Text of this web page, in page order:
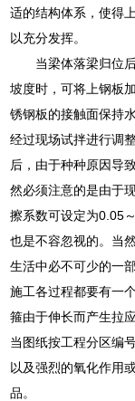
适的结构体系，使得
以充分发挥。
当梁体落梁归位
坡度时，可将上钢板
锈钢板的接触面保持
经过现场试拌进行调
后，由于种种原因导
然必须注意的是由于
擦系数可设定为0.05
也是不容忽视的。当
生活中必不可少的一
施工各过程都要有一
箍由于伸长而产生拉
当图纸按工程分区编
以及强烈的氧化作用
品。